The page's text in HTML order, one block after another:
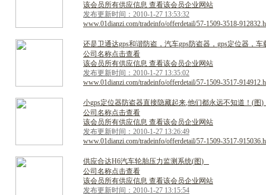
该会员所有供应信息 查看该会员企业网站
发布更新时间：2010-1-27 13:53:32
www.01dianzi.com/tradeinfo/offerdetail/57-1509-3518-
还是卫通达gps和谐防盗 ， 汽车gps防盗器 ， gps定位器 ， 车
公司名称点击查看
该会员所有供应信息 查看该会员企业网站
发布更新时间：2010-1-27 13:35:02
www.01dianzi.com/tradeinfo/offerdetail/57-1509-3517-
小gps定位器防盗器直接隐藏起来,他们都永远不知道 ！ (图)
公司名称点击查看
该会员所有供应信息 查看该会员企业网站
发布更新时间：2010-1-27 13:26:49
www.01dianzi.com/tradeinfo/offerdetail/57-1509-3517-
供应合达H6汽车轮胎压力监测 系统(图)
公司名称点击查看
该会员所有供应信息 查看该会员企业网站
发布更新时间：2010-1-27 13:15:54